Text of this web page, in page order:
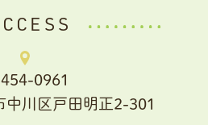
ACCESS
0961
中川区戸田明正2-301